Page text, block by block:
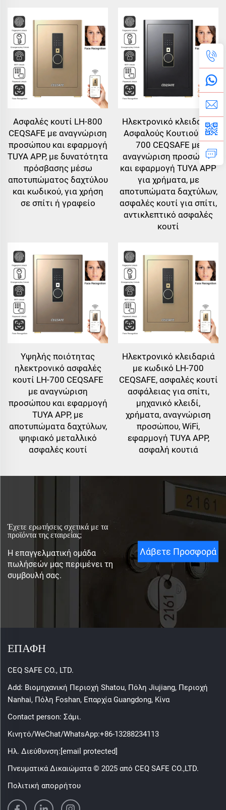
Ασφαλές κουτί LH-800
CEQSAFE με αναγνώριση
προσώπου και εφαρμογή
TUYA APP, με δυνατότητα
πρόσβασης μέσω
αποτυπώματος δαχτύλου
και κωδικού, για χρήση
σε σπίτι ή γραφείο
Ηλεκτρονικό κλειδαριά
Ασφαλούς Κουτιού LH-
700 CEQSAFE με
αναγνώριση προσώπου
και εφαρμογή TUYA APP
για χρήματα, με
αποτυπώματα δαχτύλων,
ασφαλές κουτί για σπίτι,
αντικλεπτικό ασφαλές
κουτί
Υψηλής ποιότητας
ηλεκτρονικό ασφαλές
κουτί LH-700 CEQSAFE
με αναγνώριση
προσώπου και εφαρμογή
TUYA APP, με
αποτυπώματα δαχτύλων,
ψηφιακό μεταλλικό
ασφαλές κουτί
Ηλεκτρονικό κλειδαριά
με κωδικό LH-700
CEQSAFE, ασφαλές κουτί
ασφάλειας για σπίτι,
μηχανικό κλειδί,
χρήματα, αναγνώριση
προσώπου, WiFi,
εφαρμογή TUYA APP,
ασφαλή κουτιά
Έχετε ερωτήσεις σχετικά με τα
προϊόντα της εταιρείας;
Η επαγγελματική ομάδα
πωλήσεών μας περιμένει τη
συμβουλή σας.
Λάβετε Προσφορά
ΕΠΑΦΗ
CEQ SAFE CO., LTD.
Add: Βιομηχανική Περιοχή Shatou, Πόλη Jiujiang, Περιοχή
Nanhai, Πόλη Foshan, Επαρχία Guangdong, Κίνα
Contact person: Σάμι.
Κινητό/WeChat/WhatsApp:+86-13288234113
Ηλ. Διεύθυνση:[email protected]
Πνευματικά Δικαιώματα © 2025 από CEQ SAFE CO.,LTD.
Πολιτική απορρήτου